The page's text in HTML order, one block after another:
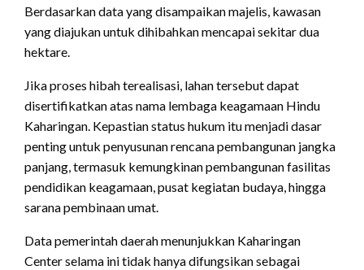
Berdasarkan data yang disampaikan majelis, kawasan
yang diajukan untuk dihibahkan mencapai sekitar dua
hektare.
Jika proses hibah terealisasi, lahan tersebut dapat
disertifikatkan atas nama lembaga keagamaan Hindu
Kaharingan. Kepastian status hukum itu menjadi dasar
penting untuk penyusunan rencana pembangunan jangka
panjang, termasuk kemungkinan pembangunan fasilitas
pendidikan keagamaan, pusat kegiatan budaya, hingga
sarana pembinaan umat.
Data pemerintah daerah menunjukkan Kaharingan
Center selama ini tidak hanya difungsikan sebagai